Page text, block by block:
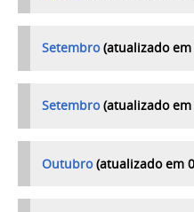
Setembro(atualizado em
Setembro(atualizado em
Outubro(atualizado em